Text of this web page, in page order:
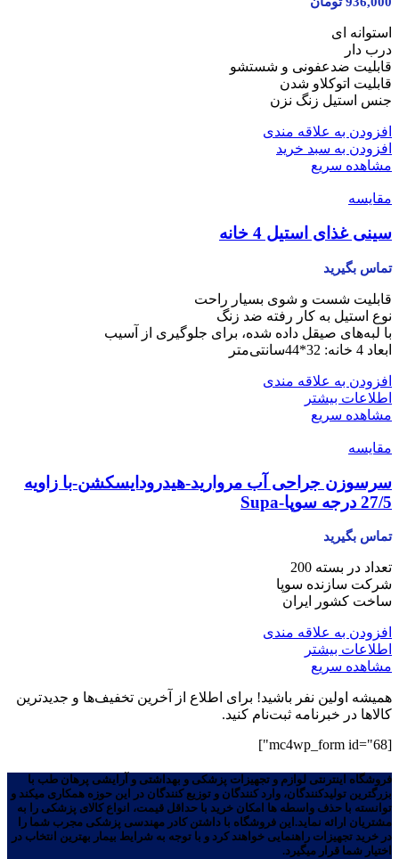
استوانه ای
درب دار
قابلیت ضدعفونی و شستشو
قابلیت اتوکلاو شدن
جنس استیل زنگ نزن
افزودن به علاقه مندی
افزودن به سبد خرید
مشاهده سریع
مقایسه
سینی غذای استیل 4 خانه
تماس بگیرید
قابلیت شست و شوی بسیار راحت
نوع استیل به کار رفته ضد زنگ
با لبه‌های صیقل داده شده، برای جلوگیری از آسیب
ابعاد 4 خانه: 32*44سانتی‌متر
افزودن به علاقه مندی
اطلاعات بیشتر
مشاهده سریع
مقایسه
سرسوزن جراحی آب مروارید-هیدرودایسکشن-با زاویه
27/5 درجه سوپا-Supa
تماس بگیرید
تعداد در بسته 200
شرکت سازنده سوپا
ساخت کشور ایران
افزودن به علاقه مندی
اطلاعات بیشتر
مشاهده سریع
همیشه اولین نفر باشید! برای اطلاع از آخرین تخفیف‌ها و جدیدترین
کالاها در خبرنامه ثبت‌نام کنید.
[mc4wp_form id="68"]
فروشگاه اینترنتی لوازم و تجهیزات پزشکی و بهداشتی و آرایشی پرهان طب با
بزرگترین تولیدکنندگان، وارد کنندگان و توزیع کنندگان در این حوزه همکاری میکند و
توانسته با حذف واسطه ها امکان خرید با حداقل قیمت، انواع کالای پزشکی را به
مشتریان ارائه نماید.این فروشگاه با داشتن کادر مهندسی پزشکی مجرب شما را
در خرید تجهیزات راهنمایی خواهند کرد و با توجه به شرایط بیمار بهترین انتخاب در
اختیار شما قرار میگیرد.